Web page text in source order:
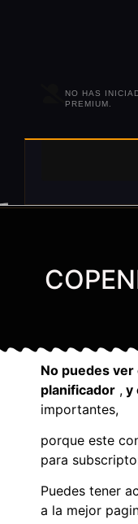
NO HAS
PREMIUM.
No puedes ver
planificador , y
importantes,
porque este
para
Puedes tener
a la mejor